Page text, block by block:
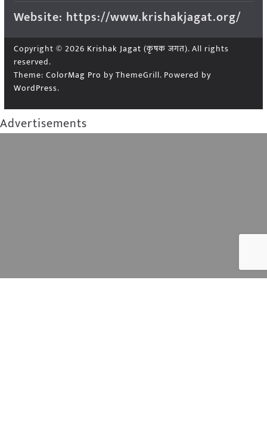
Website: https://www.krishakjagat.org/
Copyright © 2026 Krishak Jagat (कृषक जगत). All rights
reserved.
Theme: ColorMag Pro by ThemeGrill. Powered by
WordPress.
Advertisements